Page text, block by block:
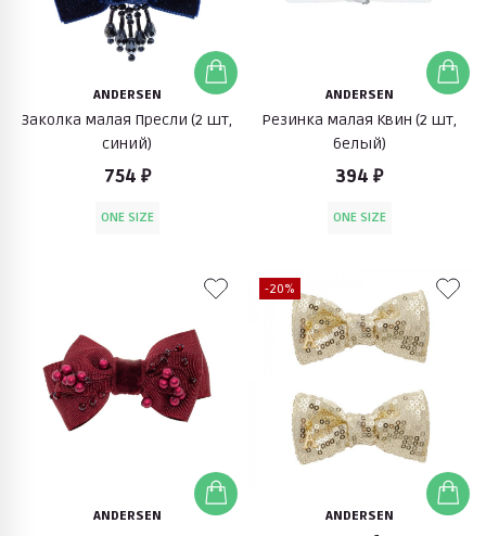
ANDERSEN
Заколка малая Пресли (2 шт,
синий)
754 ₽
ONE SIZE
ANDERSEN
Резинка малая Квин (2 шт,
белый)
394 ₽
ONE SIZE
ANDERSEN
-20%
ANDERSEN